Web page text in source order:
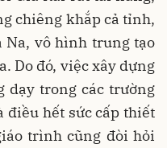
chiêng khắp cả tỉnh,
Na, vô hình trung tạo
Do đó, việc xây dựng
dạy trong các trường
điều hết sức cấp thiết
trình cũng đòi hỏi